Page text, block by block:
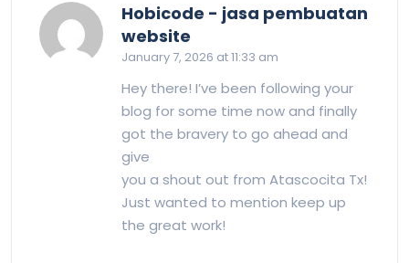
Hobicode - jasa pembuatan
website
January 7, 2026 at 11:33 am
Hey there! I’ve been following your
blog for some time now and finally
got the bravery to go ahead and
give
you a shout out from Atascocita Tx!
Just wanted to mention keep up
the great work!